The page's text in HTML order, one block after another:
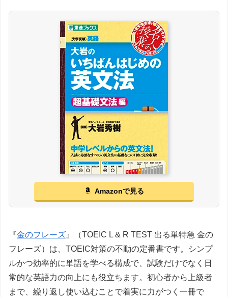
Amazonで見る
『金のフレーズ 』（TOEIC L & R TEST 出る単特急 金の
フレーズ）は、TOEIC対策の不動の定番書です。シンプ
ルかつ効率的に単語を学べる構成で、試験だけでなく日
常的な英語力の向上にも役立ちます。初心者から上級者
まで、繰り返し使い込むことで着実に力がつく一冊で